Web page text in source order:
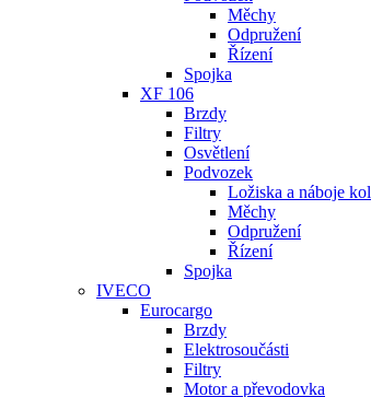
Měchy
Odpružení
Řízení
Spojka
XF 106
Brzdy
Filtry
Osvětlení
Podvozek
Ložiska a náboje kol
Měchy
Odpružení
Řízení
Spojka
IVECO
Eurocargo
Brzdy
Elektrosoučásti
Filtry
Motor a převodovka